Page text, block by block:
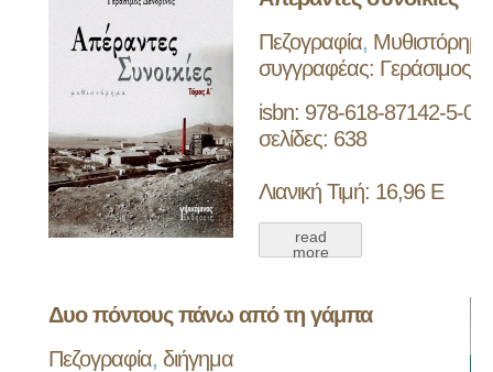
Πεζογραφία, Μυθιστόρημα
συγγραφέας: Γεράσιμος
isbn: 978-618-87142-5-0
σελίδες: 638
Λιανική Τιμή: 16,96 Ε
read
more
Δυο πόντους πάνω από τη γάμπα
Πεζογραφία, διήγημα